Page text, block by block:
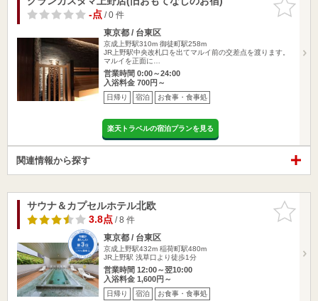
りに追加
-点/ 0 件
東京都 / 台東区
京成上野駅310m 御徒町駅258m
JR上野駅中央改札口を出てマルイ前の交差点を渡ります。
マルイを正面に…
営業時間 0:00～24:00
入浴料金 700円～
日帰り 宿泊 お食事・食事処
楽天トラベルの宿泊プランを見る
関連情報から探す
お気に入
りに追加
サウナ＆カプセルホテル北欧
3.8点/ 8 件
東京都 / 台東区
京成上野駅432m 稲荷町駅480m
JR上野駅 浅草口より徒歩1分
営業時間 12:00～翌10:00
入浴料金 1,600円～
日帰り 宿泊 お食事・食事処